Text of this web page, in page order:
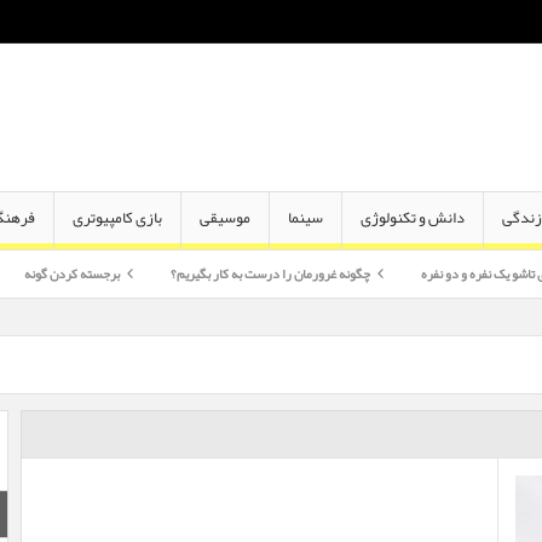
دانش و تکنولوژی سینما موسیقی بازی کامپیوتری
دو نفره چگونه غرورمان را درست به کار بگیریم؟ برجسته کردن گونه اختلاف